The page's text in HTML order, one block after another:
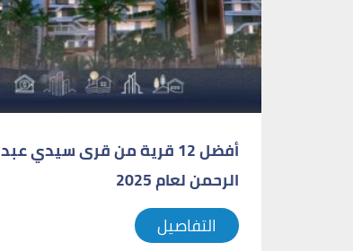
أفضل 12 قرية من قرى سيدي عبد
الرحمن لعام 2025
التفاصيل